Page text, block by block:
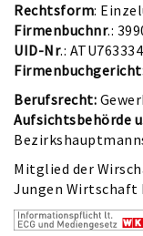
Rechtsform:
Firmenbuchnr.:
UID-Nr.:
Berufsrecht:
Aufsichtsbehörde
Mitglied der
Jungen Wirtschaft